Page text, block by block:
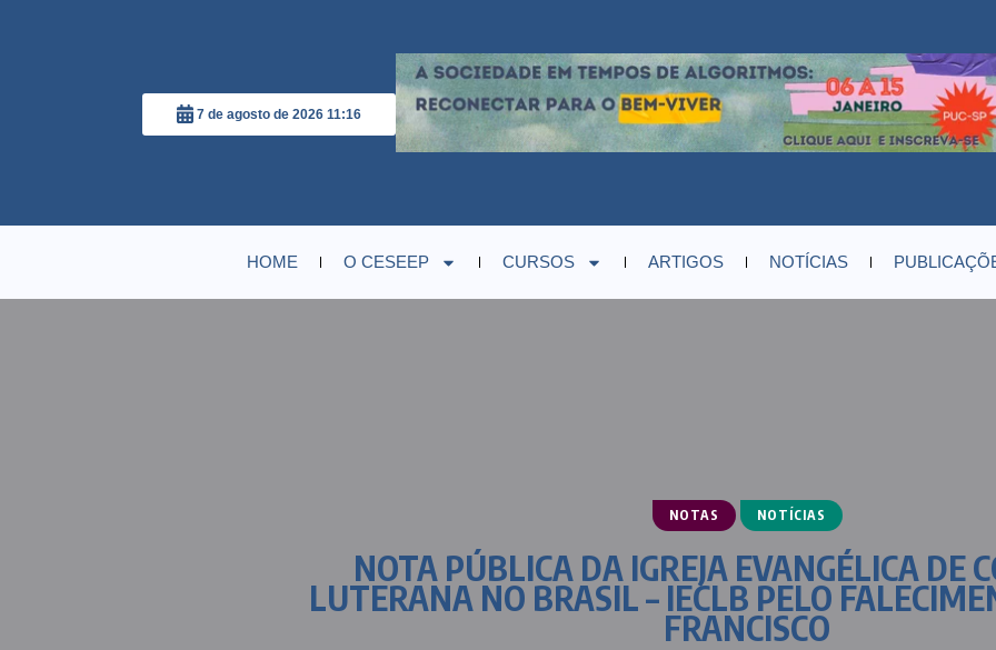
7 de agosto de 2026 11:16
HOME O CESEEP CURSOS ARTIGOS NOTÍCIAS
NOTAS NOTÍCIAS
NOTA PÚBLICA DA IGREJA EVANGÉLICA DE
LUTERANA NO BRASIL – IECLB PELO
FRANCISCO